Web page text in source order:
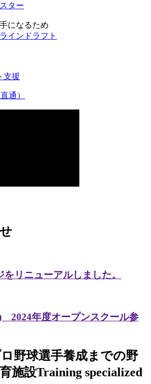
ター
になるため
インドラフト
支援
通）
リニューアルしました。
2024年度オープンスクール参
野球選手養成までの野
施設Training specialized